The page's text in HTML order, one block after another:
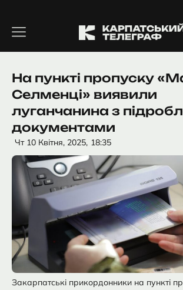
вмісту
На пункті пропуску
Селменці» виявили
луганчанина з
документами
Чт 10 Квітня, 2025, 18:35
Закарпатські прикордонники на пункті